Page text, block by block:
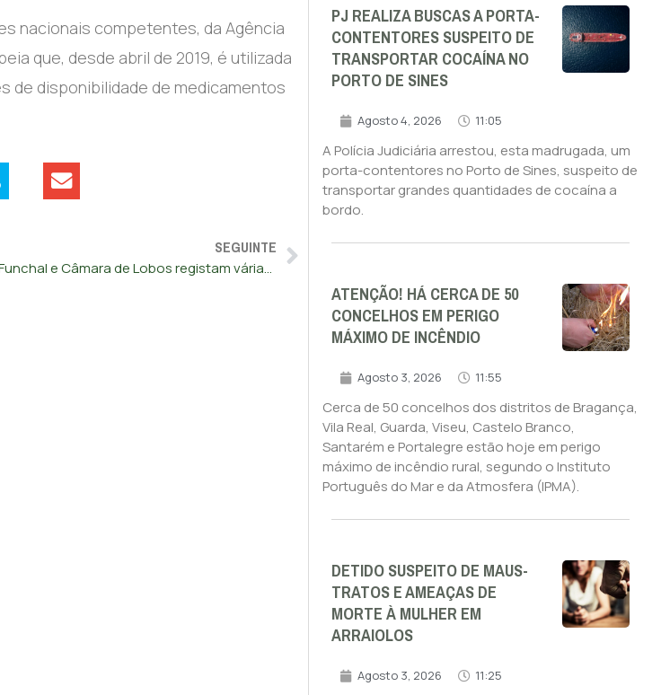
nacionais competentes, da Agência
que, desde abril de 2019, é utilizada
de disponibilidade de medicamentos
SEGUINTE
Depressão Óscar: Funchal e Câmara de Lobos registam várias ocorrências
PJ REALIZA BUSCAS A PORTA-
CONTENTORES SUSPEITO DE
TRANSPORTAR COCAÍNA NO
PORTO DE SINES
Agosto 4, 2026 11:05
A Polícia Judiciária arrestou, esta madrugada, um
porta-contentores no Porto de Sines, suspeito de
transportar grandes quantidades de cocaína a
bordo.
ATENÇÃO! HÁ CERCA DE 50
CONCELHOS EM PERIGO
MÁXIMO DE INCÊNDIO
Agosto 3, 2026 11:55
Cerca de 50 concelhos dos distritos de Bragança,
Vila Real, Guarda, Viseu, Castelo Branco,
Santarém e Portalegre estão hoje em perigo
máximo de incêndio rural, segundo o Instituto
Português do Mar e da Atmosfera (IPMA).
DETIDO SUSPEITO DE MAUS-
TRATOS E AMEAÇAS DE
MORTE À MULHER EM
ARRAIOLOS
Agosto 3, 2026 11:25